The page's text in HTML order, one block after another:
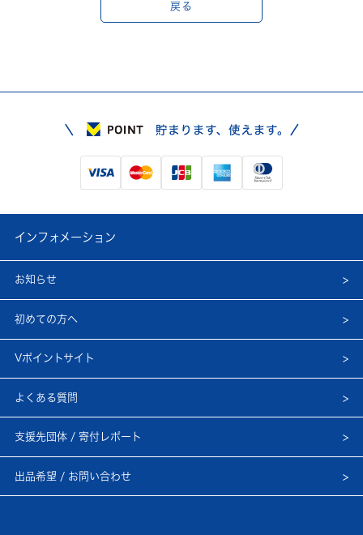
戻る
インフォメーション
お知らせ
初めての方へ
Vポイントサイト
よくある質問
支援先団体 / 寄付レポート
出品希望 / お問い合わせ